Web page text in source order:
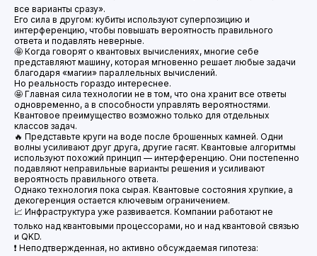
все варианты сразу».
Его сила в другом: кубиты используют суперпозицию и
интерференцию, чтобы повышать вероятность правильного
ответа и подавлять неверные.
🤩 Когда говорят о квантовых вычислениях, многие себе
представляют машину, которая мгновенно решает любые задачи
благодаря «магии» параллельных вычислений.
Но реальность гораздо интереснее.
🤩 Главная сила технологии не в том, что она хранит все ответы
одновременно, а в способности управлять вероятностями.
Квантовое преимущество возможно только для отдельных
классов задач.
🔥 Представьте круги на воде после брошенных камней. Одни
волны усиливают друг друга, другие гасят. Квантовые алгоритмы
используют похожий принцип — интерференцию. Они постепенно
подавляют неправильные варианты решения и усиливают
вероятность правильного ответа.
Однако технология пока сырая. Квантовые состояния хрупкие, а
декогеренция остается ключевым ограничением.
📈 Инфраструктура уже развивается. Компании работают не
только над квантовыми процессорами, но и над квантовой связью
и QKD.
❗️ Неподтвержденная, но активно обсуждаемая гипотеза: